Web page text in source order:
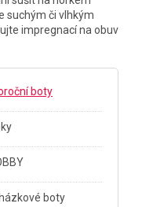
suchým či vlhkým
impregnací na obuv
boty
boty